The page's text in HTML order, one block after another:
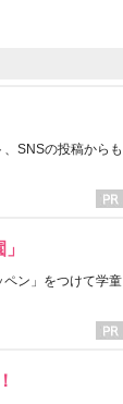
SNSの投稿からも
ン」をつけて学童